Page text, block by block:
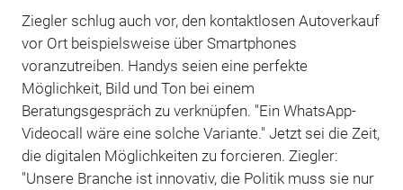
Ziegler schlug auch vor, den kontaktlosen Autoverkauf
vor Ort beispielsweise über Smartphones
voranzutreiben. Handys seien eine perfekte
Möglichkeit, Bild und Ton bei einem
Beratungsgespräch zu verknüpfen. "Ein WhatsApp-
Videocall wäre eine solche Variante." Jetzt sei die Zeit,
die digitalen Möglichkeiten zu forcieren. Ziegler:
"Unsere Branche ist innovativ, die Politik muss sie nur